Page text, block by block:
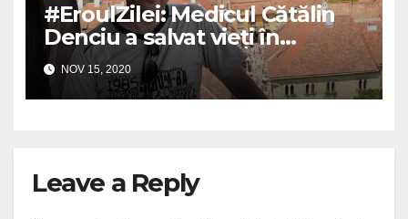
#EroulZilei: Medicul Cătălin
Denciu a salvat vieți în
incendiul din Piatra Neamț
NOV 15, 2020
Leave a Reply